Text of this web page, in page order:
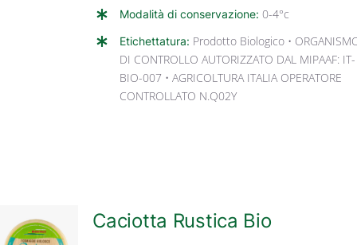
Modalità di conservazione: 0-4°c
Etichettatura: Prodotto Biologico •
DI CONTROLLO AUTORIZZATO DAL MIPAAF: IT-
BIO-007 • AGRICOLTURA ITALIA OPERATORE
CONTROLLATO N.Q02Y
Caciotta Rustica Bio